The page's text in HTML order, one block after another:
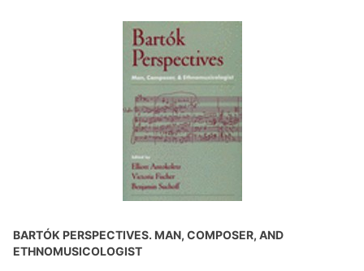
BARTÓK PERSPECTIVES. MAN, COMPOSER, AND
ETHNOMUSICOLOGIST